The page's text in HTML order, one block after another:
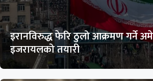
इरानविरुद्ध फेरि ठुलो आक्रमण गर्ने
इजरायलको तयारी